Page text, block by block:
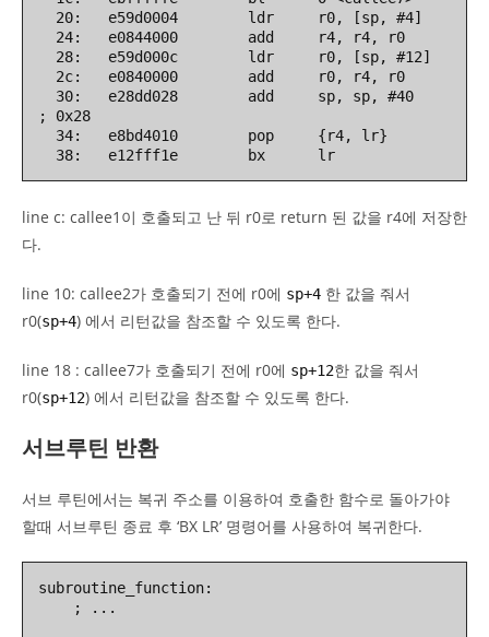
; 0x28
  38:   e12fff1e        bx      lr
line c: callee1이 호출되고 난 뒤 r0로 return 된 값을 r4에 저장한
다.
line 10: callee2가 호출되기 전에 r0에 sp+4 한 값을 줘서
r0(sp+4) 에서 리턴값을 참조할 수 있도록 한다.
line 18 : callee7가 호출되기 전에 r0에 sp+12한 값을 줘서
r0(sp+12) 에서 리턴값을 참조할 수 있도록 한다.
서브루틴 반환
서브 루틴에서는 복귀 주소를 이용하여 호출한 함수로 돌아가야
할때 서브루틴 종료 후 ‘BX LR’ 명령어를 사용하여 복귀한다.
subroutine_function: